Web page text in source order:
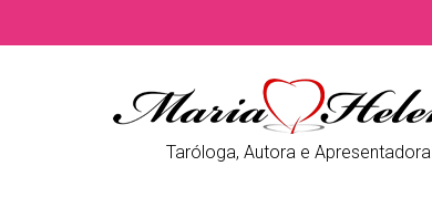
Taróloga, Autora e Apresentadora